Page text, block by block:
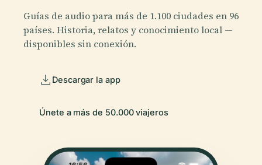
Guías de audio para más de 1.100 ciudades en 96
países. Historia, relatos y conocimiento local —
disponibles sin conexión.
Descargar la app
Únete a más de 50.000 viajeros